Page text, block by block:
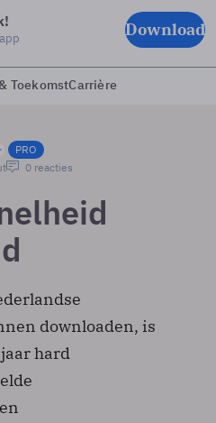
Download
ToekomstCarrière
PRO
0 reacties
downloaden, is
hard